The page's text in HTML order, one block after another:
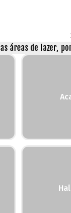
áreas de lazer,